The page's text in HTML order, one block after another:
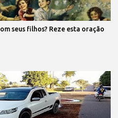
seus filhos? Reze esta oração